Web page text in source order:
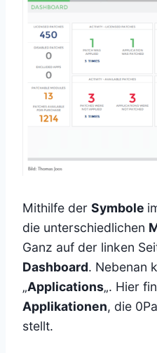
Mithilfe der Symbole
die unterschiedlichen
Ganz auf der linken
Dashboard. Nebenan
„Applications„. Hier
Applikationen, die
stellt.